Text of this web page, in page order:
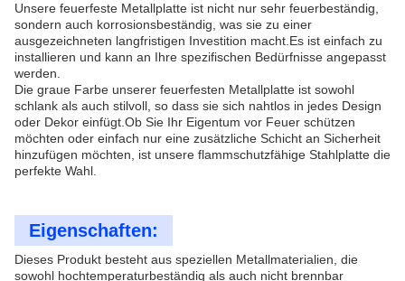
Unsere feuerfeste Metallplatte ist nicht nur sehr feuerbeständig,
sondern auch korrosionsbeständig, was sie zu einer
ausgezeichneten langfristigen Investition macht.Es ist einfach zu
installieren und kann an Ihre spezifischen Bedürfnisse angepasst
werden.
Die graue Farbe unserer feuerfesten Metallplatte ist sowohl
schlank als auch stilvoll, so dass sie sich nahtlos in jedes Design
oder Dekor einfügt.Ob Sie Ihr Eigentum vor Feuer schützen
möchten oder einfach nur eine zusätzliche Schicht an Sicherheit
hinzufügen möchten, ist unsere flammschutzfähige Stahlplatte die
perfekte Wahl.
Eigenschaften:
Dieses Produkt besteht aus speziellen Metallmaterialien, die
sowohl hochtemperaturbeständig als auch nicht brennbar